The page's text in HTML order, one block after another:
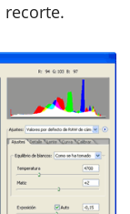
recorte.